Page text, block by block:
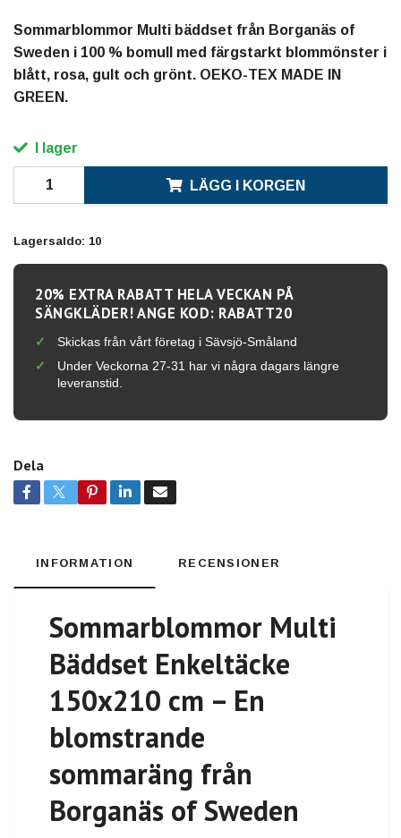
Sommarblommor Multi bäddset från Borganäs of
Sweden i 100 % bomull med färgstarkt blommönster i
blått, rosa, gult och grönt. OEKO-TEX MADE IN
GREEN.
I lager
LÄGG I KORGEN
Lagersaldo: 10
20% EXTRA RABATT HELA VECKAN PÅ
SÄNGKLÄDER! ANGE KOD: RABATT20
Skickas från vårt företag i Sävsjö-Småland
Under Veckorna 27-31 har vi några dagars längre
leveranstid.
Dela
INFORMATION RECENSIONER
Sommarblommor Multi
Bäddset Enkeltäcke
150x210 cm – En
blomstrande
sommaräng från
Borganäs of Sweden